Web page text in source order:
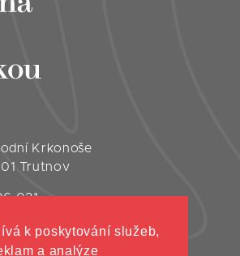
k poskytování služeb,
a analýze
Krkonoše
Trutnov
021